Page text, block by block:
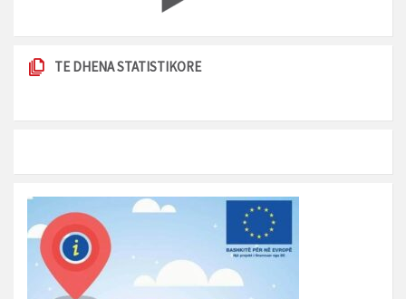
TE DHENA STATISTIKORE